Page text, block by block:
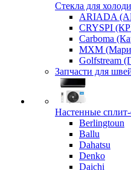
Стекла для
ARIADA
CRYSPI
Carboma
MXM
Golfstream
Запчасти для
Настенные
Berlingtoun
Ballu
Dahatsu
Denko
Daichi